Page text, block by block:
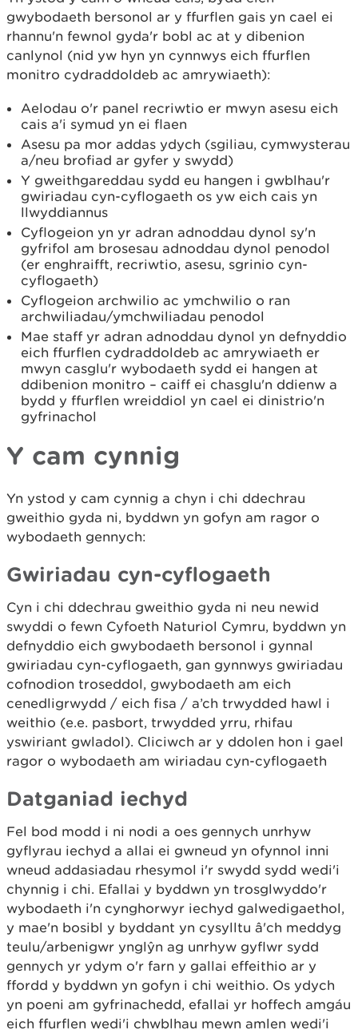
gwybodaeth bersonol ar y ffurflen gais yn cael ei
rhannu'n fewnol gyda'r bobl ac at y dibenion
canlynol (nid yw hyn yn cynnwys eich ffurflen
monitro cydraddoldeb ac amrywiaeth):
Aelodau o'r panel recriwtio er mwyn asesu eich
cais a'i symud yn ei flaen
Asesu pa mor addas ydych (sgiliau, cymwysterau
a/neu brofiad ar gyfer y swydd)
Y gweithgareddau sydd eu hangen i gwblhau'r
gwiriadau cyn-cyflogaeth os yw eich cais yn
llwyddiannus
Cyflogeion yn yr adran adnoddau dynol sy'n
gyfrifol am brosesau adnoddau dynol penodol
(er enghraifft, recriwtio, asesu, sgrinio cyn-
cyflogaeth)
Cyflogeion archwilio ac ymchwilio o ran
archwiliadau/ymchwiliadau penodol
Mae staff yr adran adnoddau dynol yn defnyddio
eich ffurflen cydraddoldeb ac amrywiaeth er
mwyn casglu'r wybodaeth sydd ei hangen at
ddibenion monitro – caiff ei chasglu'n ddienw a
bydd y ffurflen wreiddiol yn cael ei dinistrio'n
gyfrinachol
Y cam cynnig
Yn ystod y cam cynnig a chyn i chi ddechrau
gweithio gyda ni, byddwn yn gofyn am ragor o
wybodaeth gennych:
Gwiriadau cyn-cyflogaeth
Cyn i chi ddechrau gweithio gyda ni neu newid
swyddi o fewn Cyfoeth Naturiol Cymru, byddwn yn
defnyddio eich gwybodaeth bersonol i gynnal
gwiriadau cyn-cyflogaeth, gan gynnwys gwiriadau
cofnodion troseddol, gwybodaeth am eich
cenedligrwydd / eich fisa / a’ch trwydded hawl i
weithio (e.e. pasbort, trwydded yrru, rhifau
yswiriant gwladol). Cliciwch ar y ddolen hon i gael
ragor o wybodaeth am wiriadau cyn-cyflogaeth
Datganiad iechyd
Fel bod modd i ni nodi a oes gennych unrhyw
gyflyrau iechyd a allai ei gwneud yn ofynnol inni
wneud addasiadau rhesymol i'r swydd sydd wedi'i
chynnig i chi. Efallai y byddwn yn trosglwyddo'r
wybodaeth i'n cynghorwyr iechyd galwedigaethol,
y mae'n bosibl y byddant yn cysylltu â'ch meddyg
teulu/arbenigwr ynglŷn ag unrhyw gyflwr sydd
gennych yr ydym o'r farn y gallai effeithio ar y
ffordd y byddwn yn gofyn i chi weithio. Os ydych
yn poeni am gyfrinachedd, efallai yr hoffech amgáu
eich ffurflen wedi'i chwblhau mewn amlen wedi'i